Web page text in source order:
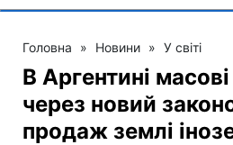
Головна » Новини » У світі
В Аргентині
через новий
продаж землі